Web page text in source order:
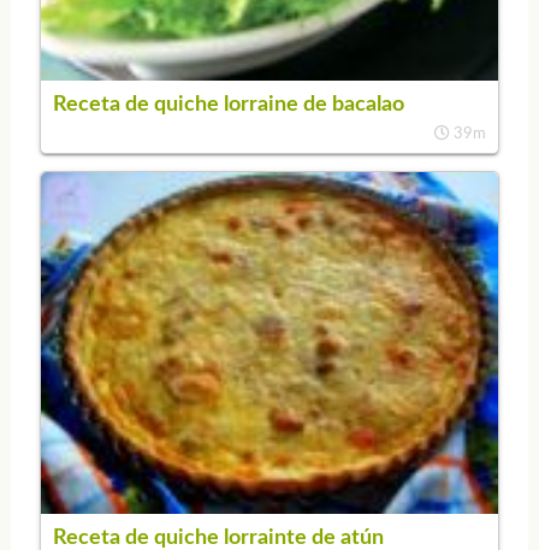
Receta de quiche lorraine de bacalao
39m
Receta de quiche lorrainte de atún